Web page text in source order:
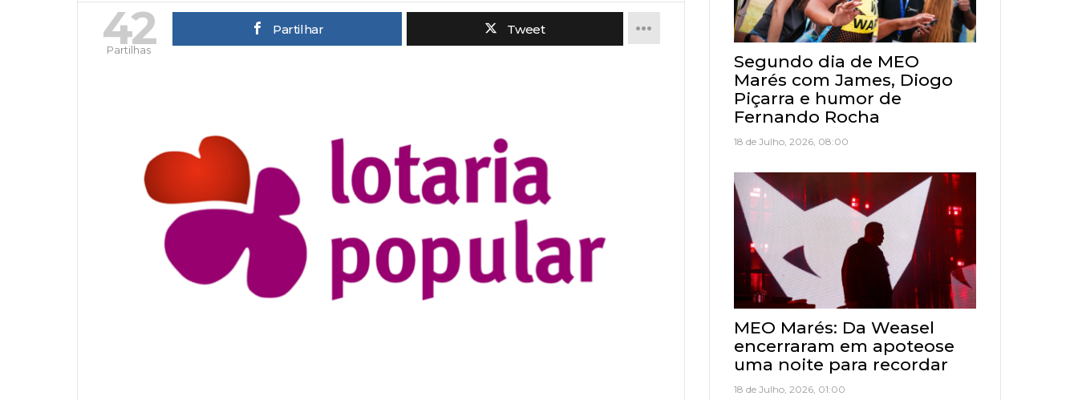
42
Partilhas
Partilhar Tweet
Segundo dia de MEO
Marés com James, Diogo
Piçarra e humor de
Fernando Rocha
18 de Julho, 2026, 08:00
MEO Marés: Da Weasel
encerraram em apoteose
uma noite para recordar
18 de Julho, 2026, 01:00